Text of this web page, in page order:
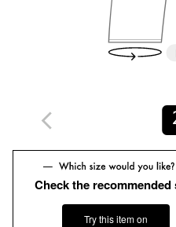
場合は、使用前に必ずご確認くだ
※商品画像は、光の当たり具合
り、実際の色味と異なって見え
店舗へお問い合わせの際は、全
で下記の品名/品番をお申し付け
商品
対象商品
Check the recommended
Try this item on